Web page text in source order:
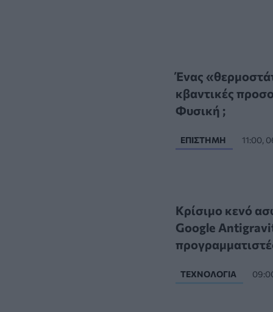
Ένας
κβαντικές
Φυσική ;
ΕΠΙΣΤΉΜΗ 11:00,
Κρίσιμο κενό
Google
ΤΕΧΝΟΛΟΓΊΑ